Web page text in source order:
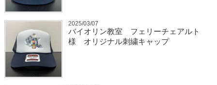
2025/03/07
バイオリン教室 フェリーチェアルト
様 オリジナル刺繍キャップ